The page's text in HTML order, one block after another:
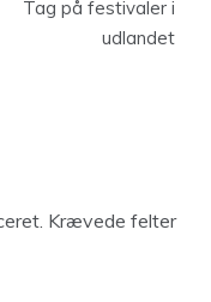
Tag på festivaler i
udlandet
Krævede felter